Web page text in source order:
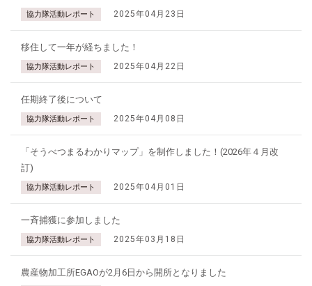
協力隊活動レポート 2025年04月23日
移住して一年が経ちました！
協力隊活動レポート 2025年04月22日
任期終了後について
協力隊活動レポート 2025年04月08日
「そうべつまるわかりマップ」を制作しました！(2026年４月改
訂)
協力隊活動レポート 2025年04月01日
一斉捕獲に参加しました
協力隊活動レポート 2025年03月18日
農産物加工所EGAOが2月6日から開所となりました